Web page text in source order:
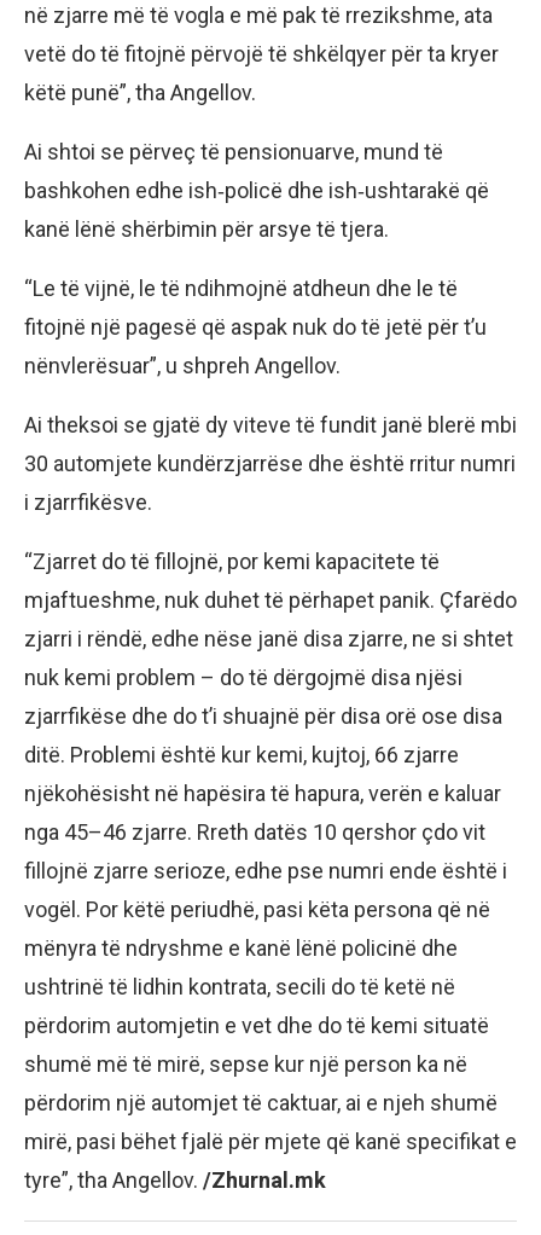
në zjarre më të vogla e më pak të rrezikshme, ata
vetë do të fitojnë përvojë të shkëlqyer për ta kryer
këtë punë”, tha Angellov.
Ai shtoi se përveç të pensionuarve, mund të
bashkohen edhe ish‑policë dhe ish‑ushtarakë që
kanë lënë shërbimin për arsye të tjera.
“Le të vijnë, le të ndihmojnë atdheun dhe le të
fitojnë një pagesë që aspak nuk do të jetë për t’u
nënvlerësuar”, u shpreh Angellov.
Ai theksoi se gjatë dy viteve të fundit janë blerë mbi
30 automjete kundërzjarrëse dhe është rritur numri
i zjarrfikësve.
“Zjarret do të fillojnë, por kemi kapacitete të
mjaftueshme, nuk duhet të përhapet panik. Çfarëdo
zjarri i rëndë, edhe nëse janë disa zjarre, ne si shtet
nuk kemi problem – do të dërgojmë disa njësi
zjarrfikëse dhe do t’i shuajnë për disa orë ose disa
ditë. Problemi është kur kemi, kujtoj, 66 zjarre
njëkohësisht në hapësira të hapura, verën e kaluar
nga 45–46 zjarre. Rreth datës 10 qershor çdo vit
fillojnë zjarre serioze, edhe pse numri ende është i
vogël. Por këtë periudhë, pasi këta persona që në
mënyra të ndryshme e kanë lënë policinë dhe
ushtrinë të lidhin kontrata, secili do të ketë në
përdorim automjetin e vet dhe do të kemi situatë
shumë më të mirë, sepse kur një person ka në
përdorim një automjet të caktuar, ai e njeh shumë
mirë, pasi bëhet fjalë për mjete që kanë specifikat e
tyre”, tha Angellov. /Zhurnal.mk